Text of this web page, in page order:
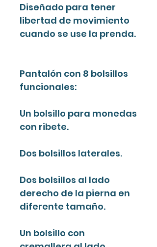
Diseñado para tener
libertad de movimiento
cuando se use la prenda.
Pantalón con 8 bolsillos
funcionales:
Un bolsillo para monedas
con ribete.
Dos bolsillos laterales.
Dos bolsillos al lado
derecho de la pierna en
diferente tamaño.
Un bolsillo con